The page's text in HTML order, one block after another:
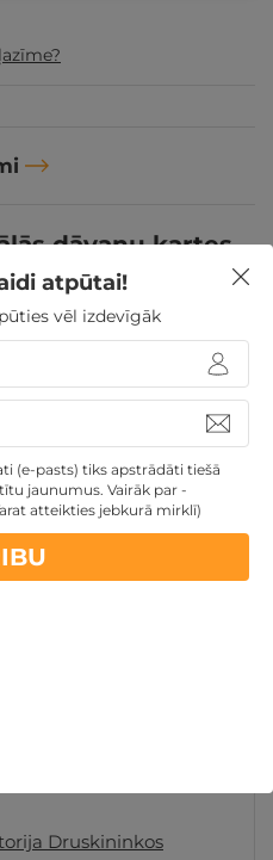
Kontakti Noteikumi
dāvanu kartes
dāvanu kartes
Druskininkos
atpūtai!
vēl izdevīgāk
(e-pasts) tiks apstrādāti tiešā
jaunumus. Vairāk par -
atteikties jebkurā mirklī)